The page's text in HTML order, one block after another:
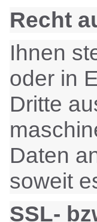
Recht
Ihnen
oder in
Dritte
Daten
soweit
SSL-